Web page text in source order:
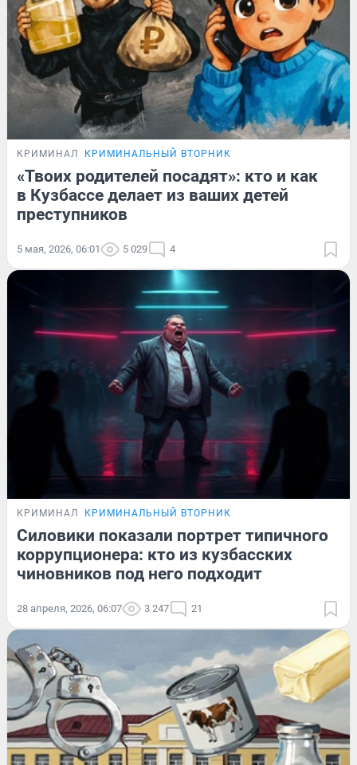
КРИМИНАЛ КРИМИНАЛЬНЫЙ ВТОРНИК
«Твоих родителей посадят»: кто и как
в Кузбассе делает из ваших детей
преступников
5 мая, 2026, 06:01 5 029 4
КРИМИНАЛ КРИМИНАЛЬНЫЙ ВТОРНИК
Силовики показали портрет типичного
коррупционера: кто из кузбасских
чиновников под него подходит
28 апреля, 2026, 06:07 3 247 21